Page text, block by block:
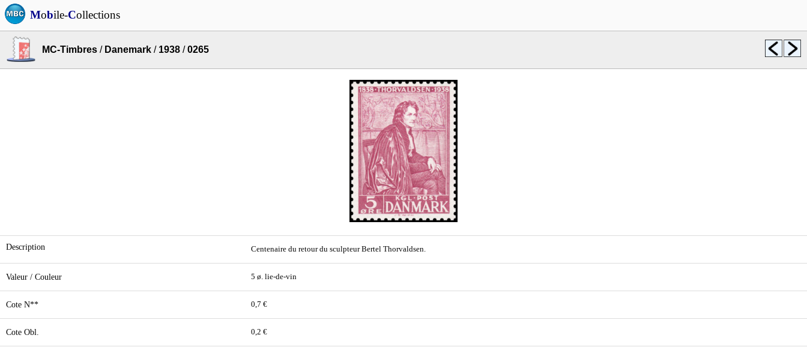
Mobile-Collections
MC-Timbres / Danemark / 1938 /0265
Description Centenaire du retour du sculpteur Bertel Thorvaldsen.
Valeur / Couleur 5 ø. lie-de-vin
Cote N** 0,7 €
Cote Obl. 0,2 €